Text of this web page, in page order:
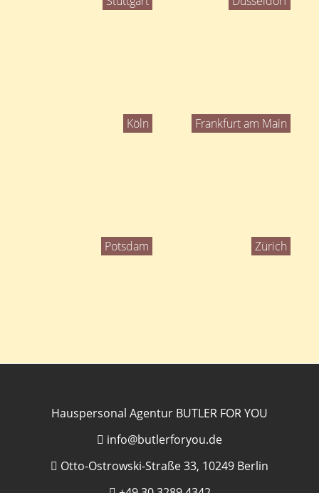
Köln Frankfurt am Main
Potsdam Zürich
Hauspersonal Agentur BUTLER FOR YOU
info@butlerforyou.de
Otto-Ostrowski-Straße 33, 10249 Berlin